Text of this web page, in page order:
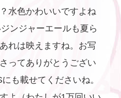
水色かわいいですよね
ンジャーエールも夏ら
れは映えますね。お写
ってありがとうござい
も載せてくださいね。